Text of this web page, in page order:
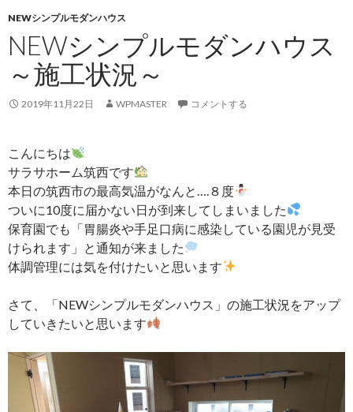
NEWシンプルモダンハウス
NEWシンプルモダンハウス
～施工状況～
2019年11月22日 WPMASTER コメントする
こんにちは
サラサホーム筑西です
本日の筑西市の最高気温がなんと….８度
ついに10度に届かない日が到来してしまいました
保育園でも「胃腸炎や手足口病に感染している園児が見受
けられます」と通知が来ました
体調管理には気を付けたいと思います
さて、「NEWシンプルモダンハウス」の施工状況をアップ
していきたいと思います